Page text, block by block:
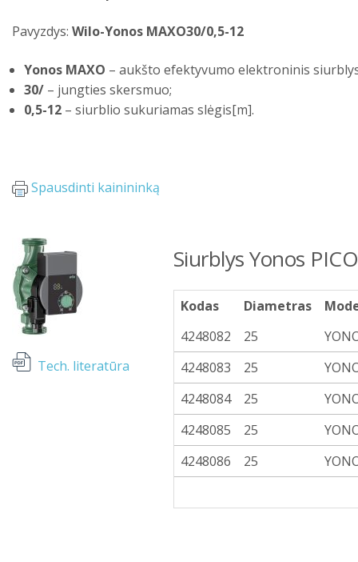
Pavyzdys: Wilo-Yonos MAXO30/0,5-12
Yonos MAXO – aukšto efektyvumo elektroninis
30/ – jungties skersmuo;
0,5-12 – siurblio sukuriamas slėgis[m].
Spausdinti kainininką
Tech. literatūra
Siurblys Yonos PICO
Kodas Diametras
4248082
25
4248083
25
4248084
25
4248085
25
4248086
25